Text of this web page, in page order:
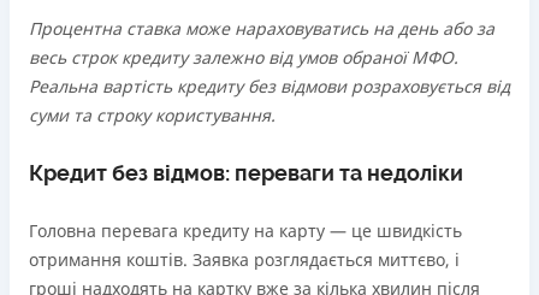
Процентна ставка може нараховуватись на день або за
весь строк кредиту залежно від умов обраної МФО.
Реальна вартість кредиту без відмови розраховується від
суми та строку користування.
Кредит без відмов: переваги та недоліки
Головна перевага кредиту на карту — це швидкість
отримання коштів. Заявка розглядається миттєво, і
гроші надходять на картку вже за кілька хвилин після